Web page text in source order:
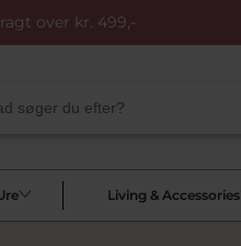
over kr. 499,-
Living & Accessories